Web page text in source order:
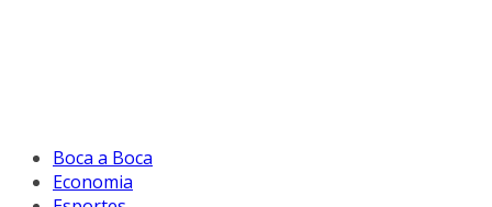
Boca a Boca
Economia